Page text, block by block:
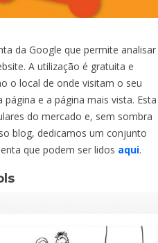
da Google que permite analisar
A utilização é gratuita e
o local de onde visitam o seu
e a página mais vista. Esta
do mercado e, sem sombra
blog, dedicamos um conjunto
que podem ser lidos aqui.